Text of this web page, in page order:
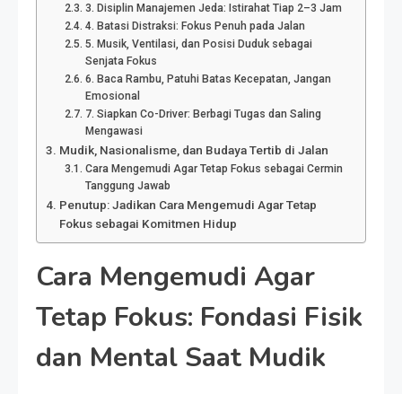
3. Disiplin Manajemen Jeda: Istirahat Tiap 2–3 Jam
4. Batasi Distraksi: Fokus Penuh pada Jalan
5. Musik, Ventilasi, dan Posisi Duduk sebagai
Senjata Fokus
6. Baca Rambu, Patuhi Batas Kecepatan, Jangan
Emosional
7. Siapkan Co-Driver: Berbagi Tugas dan Saling
Mengawasi
Mudik, Nasionalisme, dan Budaya Tertib di Jalan
Cara Mengemudi Agar Tetap Fokus sebagai Cermin
Tanggung Jawab
Penutup: Jadikan Cara Mengemudi Agar Tetap
Fokus sebagai Komitmen Hidup
Cara Mengemudi Agar
Tetap Fokus: Fondasi Fisik
dan Mental Saat Mudik